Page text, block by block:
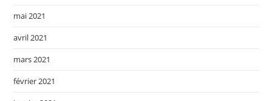
mai 2021
avril 2021
mars 2021
février 2021